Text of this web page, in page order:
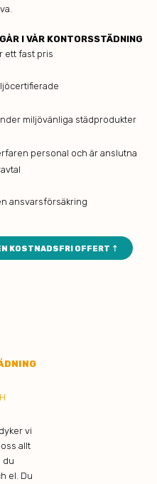
I VÅR KONTORSSTÄDNING
ett fast pris
miljövänliga städprodukter
personal och är anslutna
ansvarsförsäkring
KOSTNADSFRI OFFERT ⇡
vi
allt
du
el. Du